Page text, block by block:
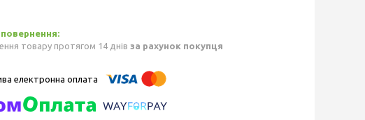
товару протягом 14 днів за рахунок покупця